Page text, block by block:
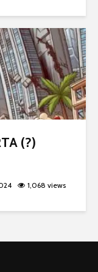
(?)
1,068 views